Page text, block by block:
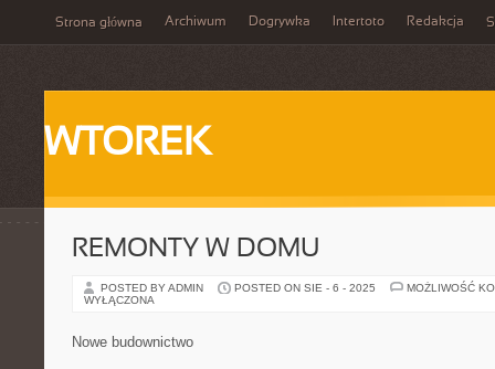
Strona główna Archiwum Dogrywka Intertoto Redakcja
WTOREK
REMONTY W DOMU
POSTED BY ADMIN POSTED ON SIE - 6 - 2025
MOŻLIWOŚĆ
WYŁĄCZONA
Nowe budownictwo